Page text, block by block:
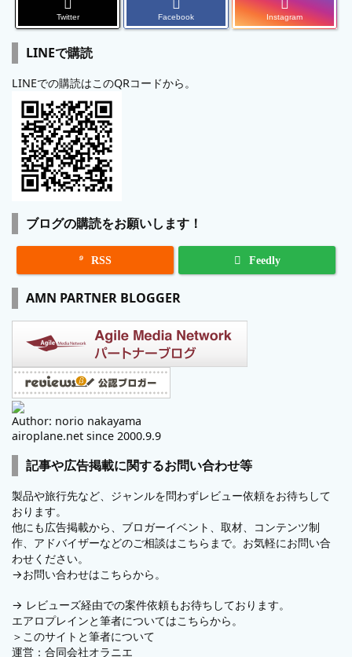
Twitter Facebook Instagram
LINEで購読
LINEでの購読はこのQRコードから。
ブログの購読をお願いします！
 RSS Feedly
AMN PARTNER BLOGGER
Author: norio nakayama
airoplane.net since 2000.9.9
記事や広告掲載に関するお問い合わせ等
製品や旅行先など、ジャンルを問わずレビュー依頼をお待ちして
おります。
他にも広告掲載から、ブロガーイベント、取材、コンテンツ制
作、アドバイザーなどのご相談はこちらまで。お気軽にお問い合
わせください。
→お問い合わせはこちらから。
→ レビューズ経由での案件依頼もお待ちしております。
エアロプレインと筆者についてはこちらから。
＞ このサイトと筆者について
運営： 合同会社オラニエ